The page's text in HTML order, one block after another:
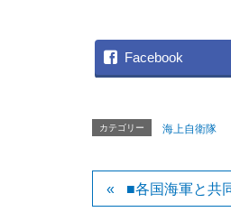
Facebook
カテゴリー 海上自衛隊
■各国海軍と共